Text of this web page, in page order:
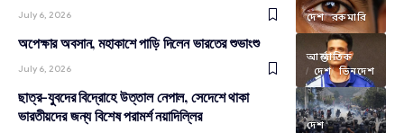
দেশ রকমারি
July 6, 2026
আন্তর্জাতিক
দেশ ভিনদেশ
অপেক্ষার অবসান, মহাকাশে পাড়ি দিলেন ভারতের শুভাংশু
July 6, 2026
দেশ
ছাত্র-যুবদের বিদ্রোহে উত্তাল নেপাল, সেদেশে থাকা
ভারতীয়দের জন্য বিশেষ পরামর্শ নয়াদিল্লির